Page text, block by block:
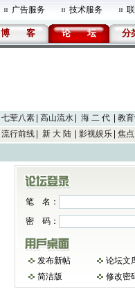
广告服务 技术服务
博 客 论 坛 分
七荤八素 高山流水 海 二 代 教
流行前线 新 大 陆 影视娱乐 焦
笔 名：
密 码：
发布新帖 论坛文
简洁版
修改密